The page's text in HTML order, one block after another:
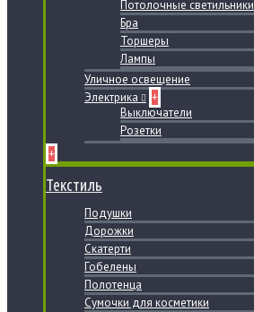
Потолочные светильники
Бра
Торшеры
Лампы
Уличное освещение
Электрика
+
Выключатели
Розетки
+
Текстиль
Подушки
Дорожки
Скатерти
Гобелены
Полотенца
Сумочки для косметики